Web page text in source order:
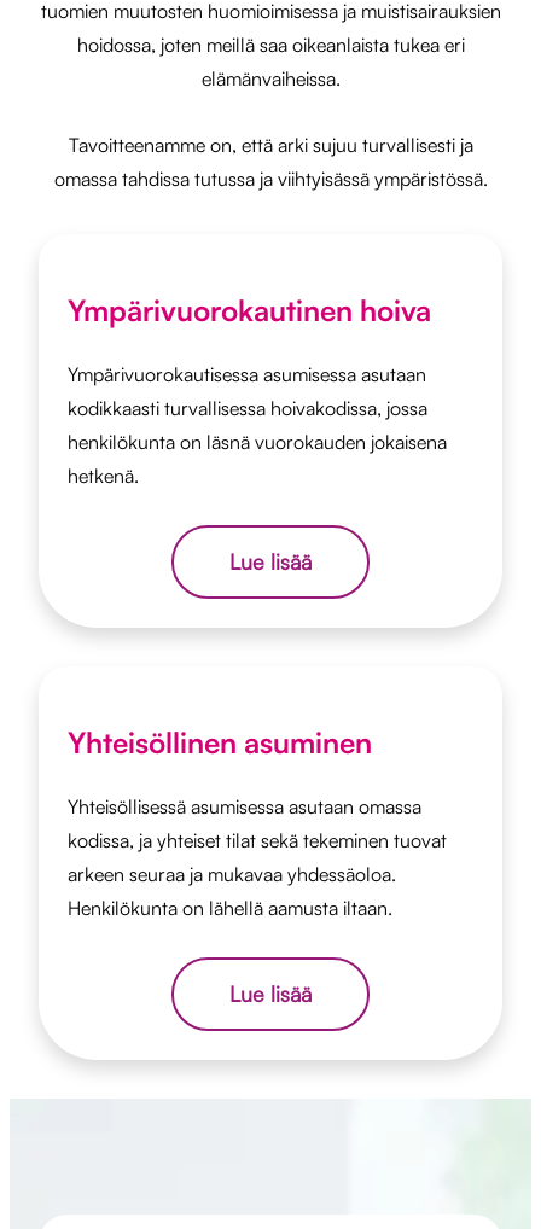
tuomien muutosten huomioimisessa ja muistisairauksien
hoidossa, joten meillä saa oikeanlaista tukea eri
elämänvaiheissa.
Tavoitteenamme on, että arki sujuu turvallisesti ja
omassa tahdissa tutussa ja viihtyisässä ympäristössä.
Ympärivuorokautinen hoiva
Ympärivuorokautisessa asumisessa asutaan
kodikkaasti turvallisessa hoivakodissa, jossa
henkilökunta on läsnä vuorokauden jokaisena
hetkenä.
Lue lisää
Yhteisöllinen asuminen
Yhteisöllisessä asumisessa asutaan omassa
kodissa, ja yhteiset tilat sekä tekeminen tuovat
arkeen seuraa ja mukavaa yhdessäoloa.
Henkilökunta on lähellä aamusta iltaan.
Lue lisää